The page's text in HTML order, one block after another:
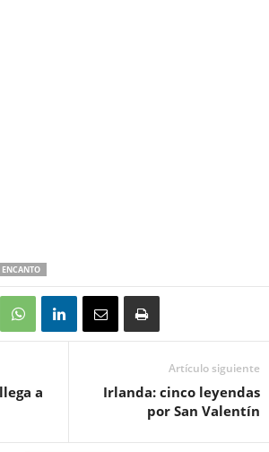
ENCANTO
a
Artículo siguiente
Irlanda: cinco leyendas
por San Valentín